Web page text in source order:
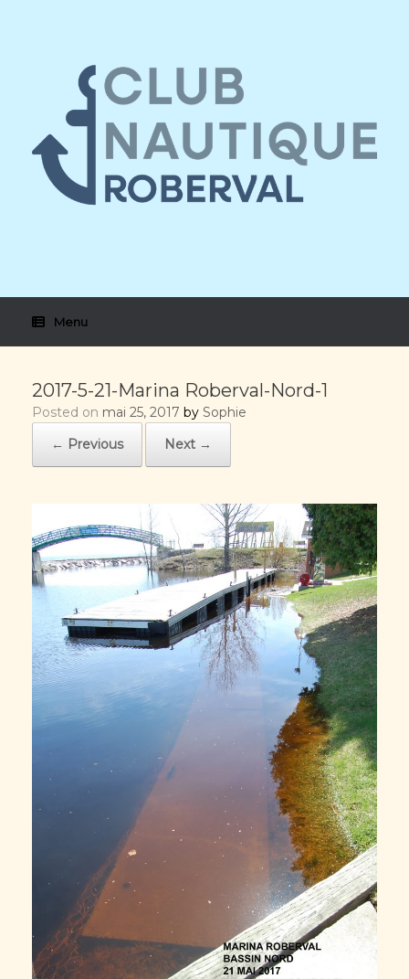
Menu
2017-5-21-Marina Roberval-Nord-1
Posted on mai 25, 2017 by Sophie
← Previous
Next →